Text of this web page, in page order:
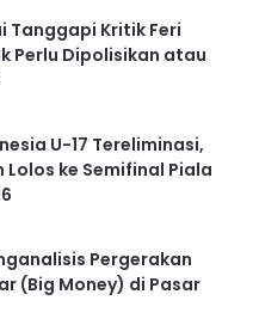
Tanggapi Kritik Feri
Perlu Dipolisikan atau
U-17 Tereliminasi,
Lolos ke Semifinal Piala
Pergerakan
(Big Money) di Pasar